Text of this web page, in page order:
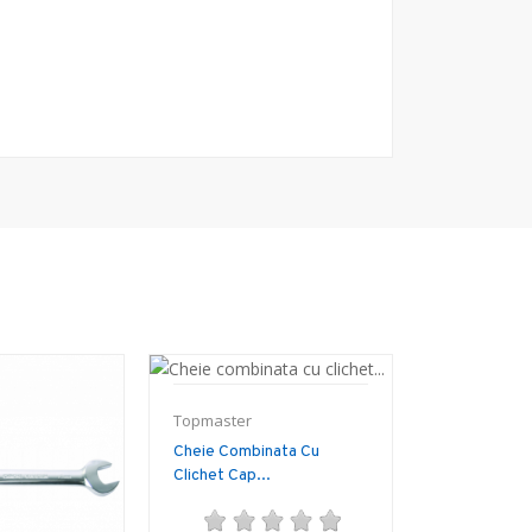
Topmaster
Cheie Combinata Cu
Clichet Cap...